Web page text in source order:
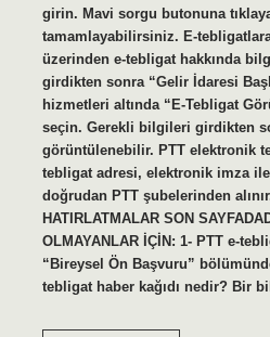
girin. Mavi sorgu butonuna
tamamlayabilirsiniz. E-
üzerinden e-tebligat hakkında
girdikten sonra “Gelir İdaresi
hizmetleri altında “E-Tebligat
seçin. Gerekli bilgileri girdikten
görüntülenebilir. PTT elektronik
tebligat adresi, elektronik imza
doğrudan PTT şubelerinden
HATIRLATMALAR SON
OLMAYANLAR İÇİN: 1- PTT e-
“Bireysel Ön Başvuru”
tebligat haber kağıdı nedir? Bir